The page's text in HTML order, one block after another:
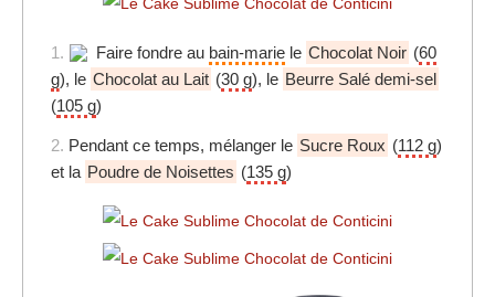
1. Faire fondre au bain-marie le Chocolat Noir (60
g), le Chocolat au Lait (30 g), le Beurre Salé demi-sel
(105 g)
2. Pendant ce temps, mélanger le Sucre Roux (112 g)
et la Poudre de Noisettes (135 g)